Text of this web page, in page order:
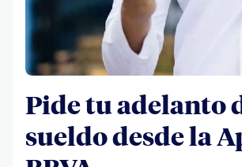
Pide tu adelanto
sueldo desde la